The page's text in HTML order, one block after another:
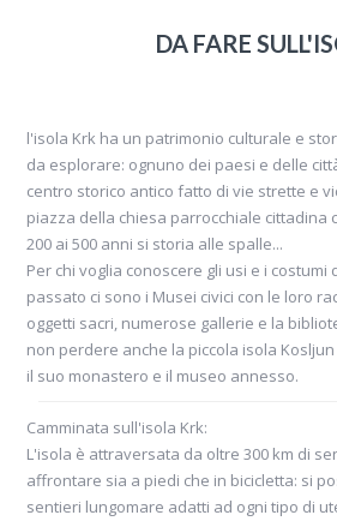
Malinska, con una piccola
Krk, molto rilassante con
famiglie o gruppi di persone...
Ema e Ele |Diario vacanza
L'isola di Krk è un'ottima
con bambini, per giovani e
DA FARE
l'isola Krk ha un patrimonio culturale e
da esplorare: ognuno dei paesi e delle
centro storico antico fatto di vie strette e
piazza della chiesa parrocchiale cittadina
200 ai 500 anni si storia alle spalle...
Per chi voglia conoscere gli usi e i costumi
passato ci sono i Musei civici con le loro
oggetti sacri, numerose gallerie e la
non perdere anche la piccola isola
il suo monastero e il museo annesso.
Camminata sull'isola Krk:
L'isola è attraversata da oltre 300 km di
affrontare sia a piedi che in bicicletta: si
sentieri lungomare adatti ad ogni tipo di